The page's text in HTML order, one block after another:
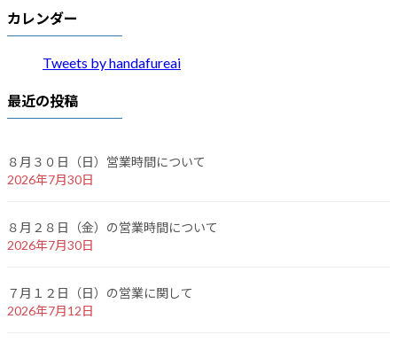
カレンダー
Tweets by handafureai
最近の投稿
８月３０日（日）営業時間について
2026年7月30日
８月２８日（金）の営業時間について
2026年7月30日
７月１２日（日）の営業に関して
2026年7月12日